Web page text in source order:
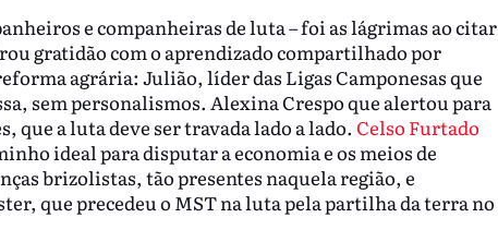
e companheiras de luta – foi as lágrimas ao citar
gratidão com o aprendizado compartilhado por
agrária: Julião, líder das Ligas Camponesas que
sem personalismos. Alexina Crespo que alertou para
a luta deve ser travada lado a lado. Celso Furtado
ideal para disputar a economia e os meios de
brizolistas, tão presentes naquela região, e
que precedeu o MST na luta pela partilha da terra no